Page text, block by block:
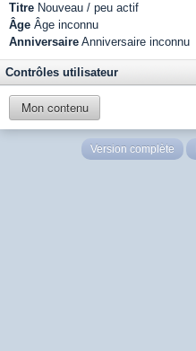
Titre Nouveau / peu actif
Âge Âge inconnu
Anniversaire Anniversaire inconnu
Contrôles utilisateur
Mon contenu
Version complète